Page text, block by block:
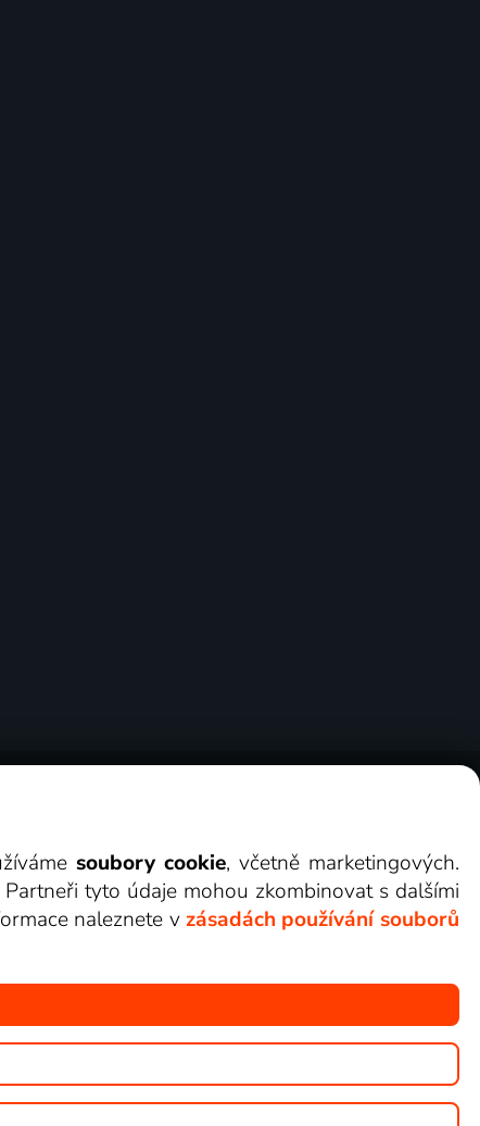
sledovat v Lepší.TV.
soubory cookie, včetně marketingových.
tyto údaje mohou zkombinovat s dalšími
naleznete v zásadách používání souborů